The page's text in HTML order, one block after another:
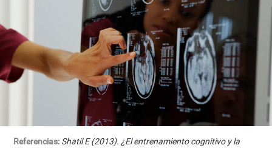
Referencias: Shatil E (2013). ¿El entrenamiento cognitivo y la